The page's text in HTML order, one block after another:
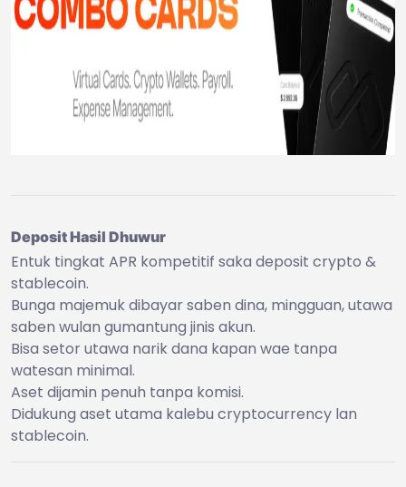
Deposit Hasil Dhuwur
Entuk tingkat APR kompetitif saka deposit crypto &
stablecoin.
Bunga majemuk dibayar saben dina, mingguan, utawa
saben wulan gumantung jinis akun.
Bisa setor utawa narik dana kapan wae tanpa
watesan minimal.
Aset dijamin penuh tanpa komisi.
Didukung aset utama kalebu cryptocurrency lan
stablecoin.